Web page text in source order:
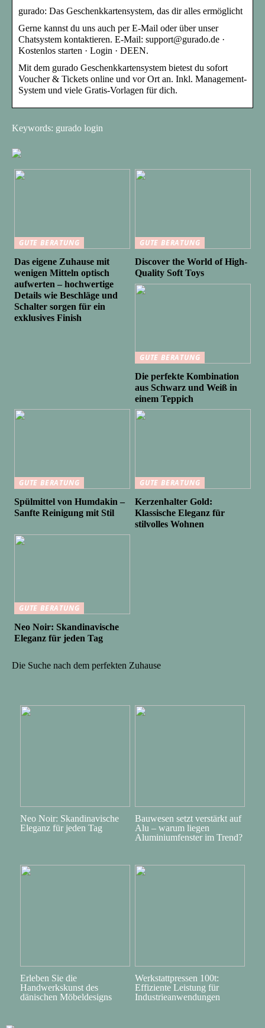
gurado: Das Geschenkkartensystem, das dir alles ermöglicht
Gerne kannst du uns auch per E-Mail oder über unser
Chatsystem kontaktieren. E-Mail: support@gurado.de ·
Kostenlos starten · Login · DEEN.
Mit dem gurado Geschenkkartensystem bietest du sofort
Voucher & Tickets online und vor Ort an. Inkl. Management-
System und viele Gratis-Vorlagen für dich.
Keywords: gurado login
GUTE BERATUNG
Das eigene Zuhause mit
wenigen Mitteln optisch
aufwerten – hochwertige
Details wie Beschläge und
Schalter sorgen für ein
exklusives Finish
GUTE BERATUNG
Discover the World of High-
Quality Soft Toys
GUTE BERATUNG
Die perfekte Kombination
aus Schwarz und Weiß in
einem Teppich
GUTE BERATUNG
Spülmittel von Humdakin –
Sanfte Reinigung mit Stil
GUTE BERATUNG
Kerzenhalter Gold:
Klassische Eleganz für
stilvolles Wohnen
GUTE BERATUNG
Neo Noir: Skandinavische
Eleganz für jeden Tag
Die Suche nach dem perfekten Zuhause
Neo Noir: Skandinavische
Eleganz für jeden Tag
Bauwesen setzt verstärkt auf
Alu – warum liegen
Aluminiumfenster im Trend?
Erleben Sie die
Handwerkskunst des
dänischen Möbeldesigns
Werkstattpressen 100t:
Effiziente Leistung für
Industrieanwendungen